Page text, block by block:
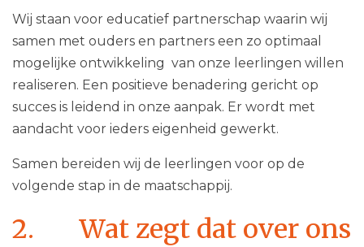
Wij staan voor educatief partnerschap waarin wij
samen met ouders en partners een zo optimaal
mogelijke ontwikkeling van onze leerlingen willen
realiseren. Een positieve benadering gericht op
succes is leidend in onze aanpak. Er wordt met
aandacht voor ieders eigenheid gewerkt.
Samen bereiden wij de leerlingen voor op de
volgende stap in de maatschappij.
2. Wat zegt dat over ons